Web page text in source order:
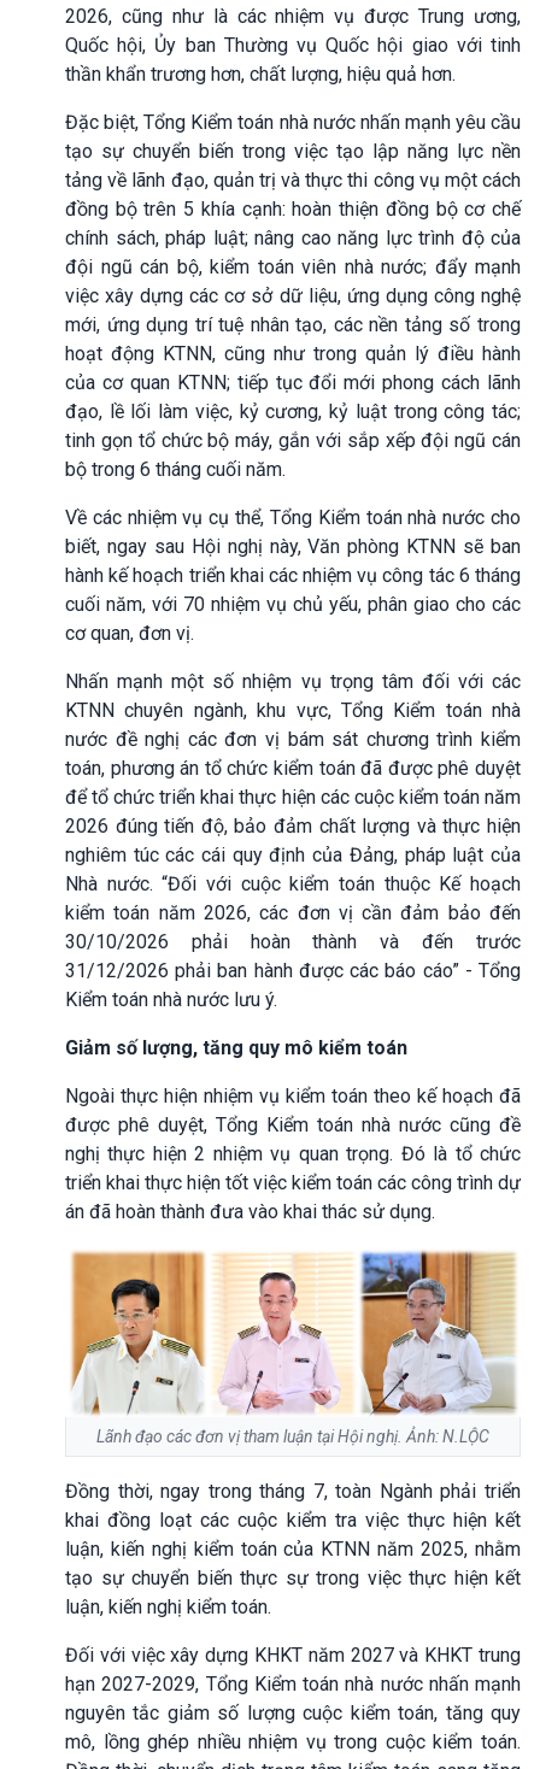
2026, cũng như là các nhiệm vụ được Trung ương,
Quốc hội, Ủy ban Thường vụ Quốc hội giao với tinh
thần khẩn trương hơn, chất lượng, hiệu quả hơn.
Đặc biệt, Tổng Kiểm toán nhà nước nhấn mạnh yêu cầu
tạo sự chuyển biến trong việc tạo lập năng lực nền
tảng về lãnh đạo, quản trị và thực thi công vụ một cách
đồng bộ trên 5 khía cạnh: hoàn thiện đồng bộ cơ chế
chính sách, pháp luật; nâng cao năng lực trình độ của
đội ngũ cán bộ, kiểm toán viên nhà nước; đẩy mạnh
việc xây dựng các cơ sở dữ liệu, ứng dụng công nghệ
mới, ứng dụng trí tuệ nhân tạo, các nền tảng số trong
hoạt động KTNN, cũng như trong quản lý điều hành
của cơ quan KTNN; tiếp tục đổi mới phong cách lãnh
đạo, lề lối làm việc, kỷ cương, kỷ luật trong công tác;
tinh gọn tổ chức bộ máy, gắn với sắp xếp đội ngũ cán
bộ trong 6 tháng cuối năm.
Về các nhiệm vụ cụ thể, Tổng Kiểm toán nhà nước cho
biết, ngay sau Hội nghị này, Văn phòng KTNN sẽ ban
hành kế hoạch triển khai các nhiệm vụ công tác 6 tháng
cuối năm, với 70 nhiệm vụ chủ yếu, phân giao cho các
cơ quan, đơn vị.
Nhấn mạnh một số nhiệm vụ trọng tâm đối với các
KTNN chuyên ngành, khu vực, Tổng Kiểm toán nhà
nước đề nghị các đơn vị bám sát chương trình kiểm
toán, phương án tổ chức kiểm toán đã được phê duyệt
để tổ chức triển khai thực hiện các cuộc kiểm toán năm
2026 đúng tiến độ, bảo đảm chất lượng và thực hiện
nghiêm túc các cái quy định của Đảng, pháp luật của
Nhà nước. “Đối với cuộc kiểm toán thuộc Kế hoạch
kiểm toán năm 2026, các đơn vị cần đảm bảo đến
30/10/2026 phải hoàn thành và đến trước
31/12/2026 phải ban hành được các báo cáo” - Tổng
Kiểm toán nhà nước lưu ý.
Giảm số lượng, tăng quy mô kiểm toán
Ngoài thực hiện nhiệm vụ kiểm toán theo kế hoạch đã
được phê duyệt, Tổng Kiểm toán nhà nước cũng đề
nghị thực hiện 2 nhiệm vụ quan trọng. Đó là tổ chức
triển khai thực hiện tốt việc kiểm toán các công trình dự
án đã hoàn thành đưa vào khai thác sử dụng.
Lãnh đạo các đơn vị tham luận tại Hội nghị. Ảnh: N.LỘC
Đồng thời, ngay trong tháng 7, toàn Ngành phải triển
khai đồng loạt các cuộc kiểm tra việc thực hiện kết
luận, kiến nghị kiểm toán của KTNN năm 2025, nhằm
tạo sự chuyển biến thực sự trong việc thực hiện kết
luận, kiến nghị kiểm toán.
Đối với việc xây dựng KHKT năm 2027 và KHKT trung
hạn 2027-2029, Tổng Kiểm toán nhà nước nhấn mạnh
nguyên tắc giảm số lượng cuộc kiểm toán, tăng quy
mô, lồng ghép nhiều nhiệm vụ trong cuộc kiểm toán.